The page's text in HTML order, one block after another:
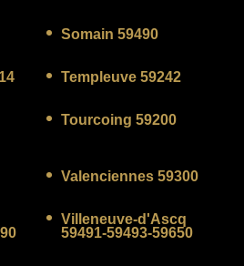
Somain 59490
Templeuve 59242
Tourcoing 59200
Valenciennes 59300
Villeneuve-d'Ascq
59491-59493-59650